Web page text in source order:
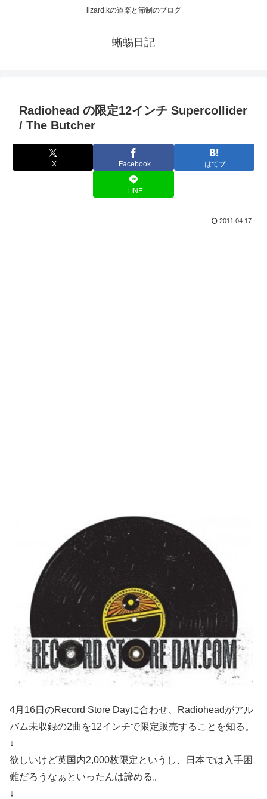
lizard.kの道楽と節制のブログ
蜥蜴日記
Radiohead の限定12インチ Supercollider
/ The Butcher
X Facebook はてブ
LINE
2011.04.17
4月16日のRecord Store Dayに合わせ、Radioheadがアル
バム未収録の2曲を12インチで限定販売することを知る。
↓
欲しいけど英国内2,000枚限定というし、日本では入手困
難だろうなぁといったんは諦める。
↓